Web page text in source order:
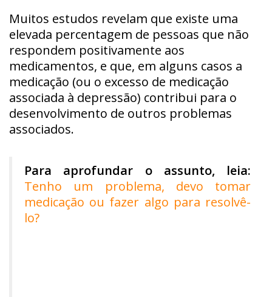
Muitos estudos revelam que existe uma
elevada percentagem de pessoas que não
respondem positivamente aos
medicamentos, e que, em alguns casos a
medicação (ou o excesso de medicação
associada à depressão) contribui para o
desenvolvimento de outros problemas
associados.
Para aprofundar o assunto, leia:
Tenho um problema, devo tomar
medicação ou fazer algo para resolvê-
lo?